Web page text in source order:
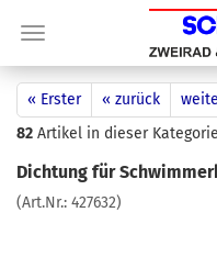
« Erster « zurück
82 Artikel in dieser Kategorie
Dichtung für
(Art.Nr.: 427632)